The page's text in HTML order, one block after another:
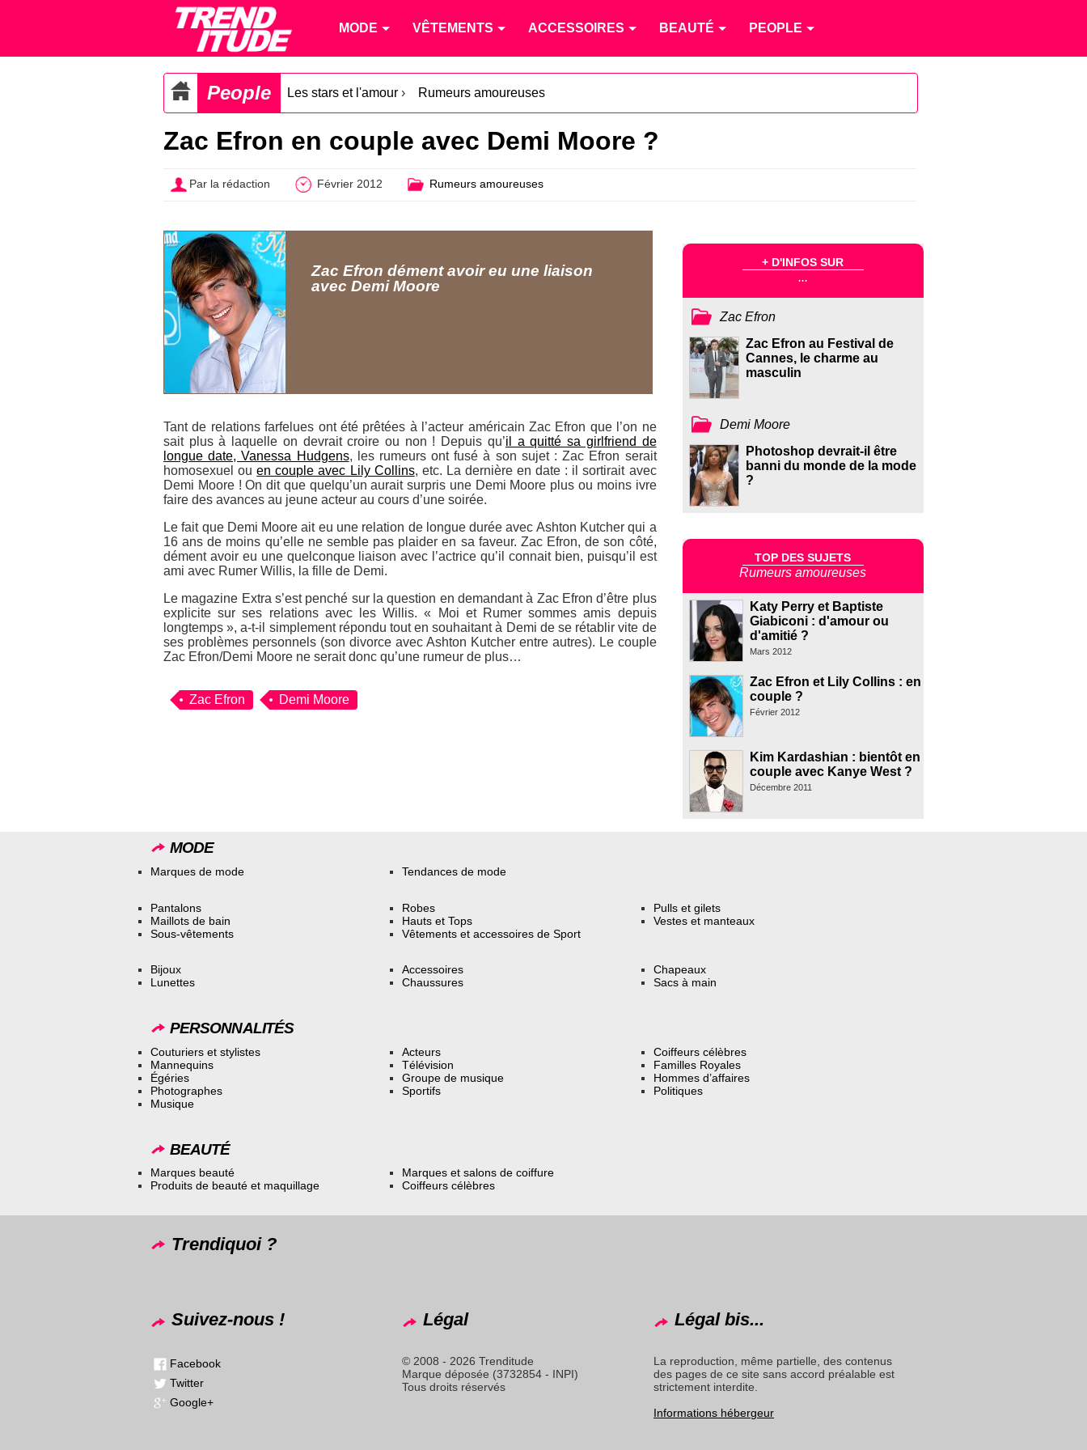
MODE VÊTEMENTS ACCESSOIRES BEAUTÉ PEOPLE
People Les stars et l'amour › Rumeurs amoureuses
Zac Efron en couple avec Demi Moore ?
Par la rédaction Février 2012 Rumeurs amoureuses
Zac Efron dément avoir eu une liaison
avec Demi Moore
Tant de relations farfelues ont été prêtées à l’acteur américain Zac Efron que l’on ne
sait plus à laquelle on devrait croire ou non ! Depuis qu’il a quitté sa girlfriend de
longue date, Vanessa Hudgens, les rumeurs ont fusé à son sujet : Zac Efron serait
homosexuel ouen couple avec Lily Collins, etc. La dernière en date : il sortirait avec
Demi Moore ! On dit que quelqu’un aurait surpris une Demi Moore plus ou moins ivre
faire des avances au jeune acteur au cours d’une soirée.
Le fait que Demi Moore ait eu une relation de longue durée avec Ashton Kutcher qui a
16 ans de moins qu’elle ne semble pas plaider en sa faveur. Zac Efron, de son côté,
dément avoir eu une quelconque liaison avec l’actrice qu’il connait bien, puisqu’il est
ami avec Rumer Willis, la fille de Demi.
Le magazine Extra s’est penché sur la question en demandant à Zac Efron d’être plus
explicite sur ses relations avec les Willis. « Moi et Rumer sommes amis depuis
longtemps », a-t-il simplement répondu tout en souhaitant à Demi de se rétablir vite de
ses problèmes personnels (son divorce avec Ashton Kutcher entre autres). Le couple
Zac Efron/Demi Moore ne serait donc qu’une rumeur de plus…
Zac Efron Demi Moore
+ D'INFOS SUR
...
Zac Efron
Zac Efron au Festival de
Cannes, le charme au
masculin
Demi Moore
Photoshop devrait-il être
banni du monde de la mode
?
TOP DES SUJETS
Rumeurs amoureuses
Katy Perry et Baptiste
Giabiconi : d'amour ou
d'amitié ?
Mars 2012
Zac Efron et Lily Collins : en
couple ?
Février 2012
Kim Kardashian : bientôt en
couple avec Kanye West ?
Décembre 2011
MODE
Marques de mode Tendances de mode
Pantalons
Maillots de bain
Sous-vêtements
Robes
Hauts et Tops
Vêtements et accessoires de Sport
Pulls et gilets
Vestes et manteaux
Bijoux
Lunettes
Accessoires
Chaussures
Chapeaux
Sacs à main
PERSONNALITÉS
Couturiers et stylistes
Mannequins
Égéries
Photographes
Musique
Acteurs
Télévision
Groupe de musique
Sportifs
Coiffeurs célèbres
Familles Royales
Hommes d’affaires
Politiques
BEAUTÉ
Marques beauté
Produits de beauté et maquillage
Marques et salons de coiffure
Coiffeurs célèbres
Trendiquoi ?
Suivez-nous !
Facebook
Twitter
Google+
Légal
© 2008 - 2026 Trenditude
Marque déposée (3732854 - INPI)
Tous droits réservés
Légal bis...
La reproduction, même partielle, des contenus
des pages de ce site sans accord préalable est
strictement interdite.
Informations hébergeur